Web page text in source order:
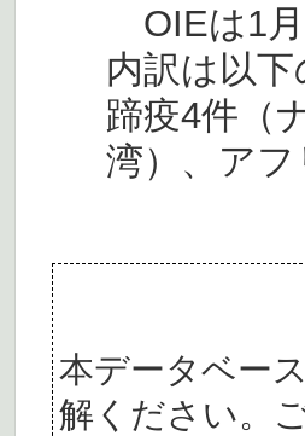
OIEは1月
内訳は以
蹄疫4件（
湾）、ア
本データベー
解ください。